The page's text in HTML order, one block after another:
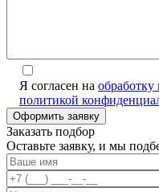
Я согласен на
политикой
Заказать подбор
Оставьте заявку, и мы